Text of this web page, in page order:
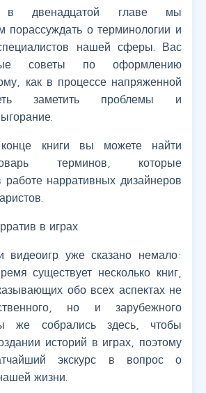
в двенадцатой главе мы
порассуждать о терминологии и
нашей сферы. Вас
советы по оформлению
как в процессе напряженной
заметить проблемы и
книги вы можете найти
терминов, которые
работе нарративных дизайнеров
в играх
видеоигр уже сказано немало:
существует несколько книг,
обо всех аспектах не
но и зарубежного
же собрались здесь, чтобы
историй в играх, поэтому
экскурс в вопрос о
жизни.